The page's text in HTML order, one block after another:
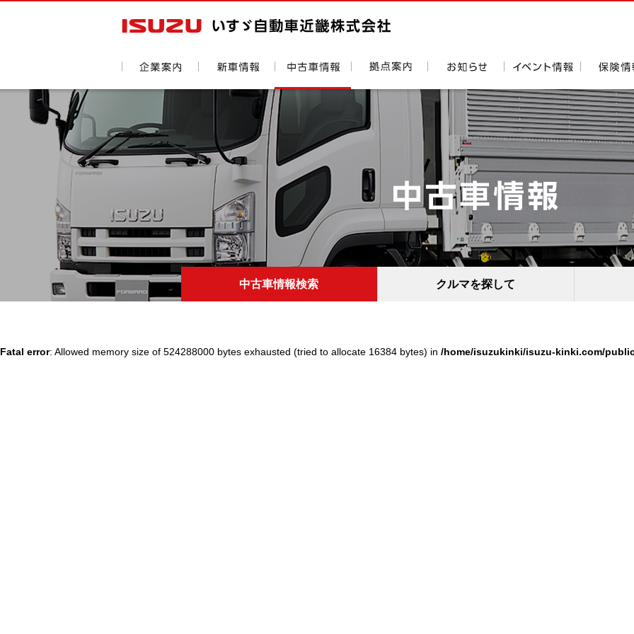
中古車情報検索 クルマを探して
Fatal error: Allowed memory size of 524288000 bytes exhausted (tried to allocate 16384 bytes) in /home/isuzukinki/isuzu-kinki.com/